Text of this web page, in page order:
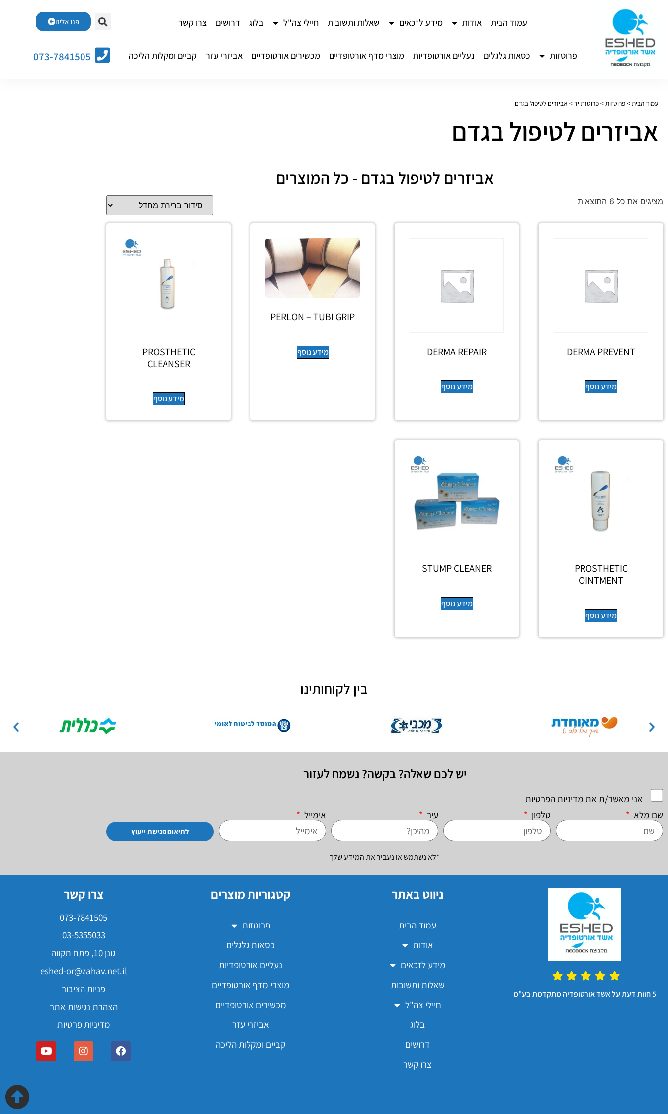
עמוד הבית אודות מידע לזכאים שאלות ותשובות חיילי צה"ל בלוג דרושים צרו קשר
פרוטזות כסאות גלגלים נעליים אורטופדיות מוצרי מדף אורטופדיים מכשירים אורטופדיים אביזרי עזר קביים ומקלות הליכה
פנו אלינו
073-7841505
עמוד הבית>פרוטזות>פרוטזת יד> אביזרים לטיפול בגדם
אביזרים לטיפול בגדם
אביזרים לטיפול בגדם - כל המוצרים
מציגים את כל ⁦6⁩ התוצאות
DERMA PREVENT
מידע נוסף
DERMA REPAIR
מידע נוסף
PERLON – TUBI GRIP
מידע נוסף
PROSTHETIC
CLEANSER
מידע נוסף
PROSTHETIC
OINTMENT
מידע נוסף
STUMP CLEANER
מידע נוסף
בין לקוחותינו
יש לכם שאלה? בקשה? נשמח לעזור
אני מאשר/ת את מדיניות הפרטיות
שם מלא
טלפון עיר אימייל
לתיאום פגישת ייעוץ
*לא נשתמש או נעביר את המידע שלך
5 חוות דעת על אשד אורטופדיה מתקדמת בע"מ
ניווט באתר
עמוד הבית
אודות
מידע לזכאים
שאלות ותשובות
חיילי צה"ל
בלוג
דרושים
צרו קשר
קטגוריות מוצרים
פרוטזות
כסאות גלגלים
נעליים אורטופדיות
מוצרי מדף אורטופדיים
מכשירים אורטופדיים
אביזרי עזר
קביים ומקלות הליכה
צרו קשר
073-7841505
03-5355033
גונן 10, פתח תקווה
eshed-or@zahav.net.il
פניות הציבור
הצהרת נגישות אתר
מדיניות פרטיות